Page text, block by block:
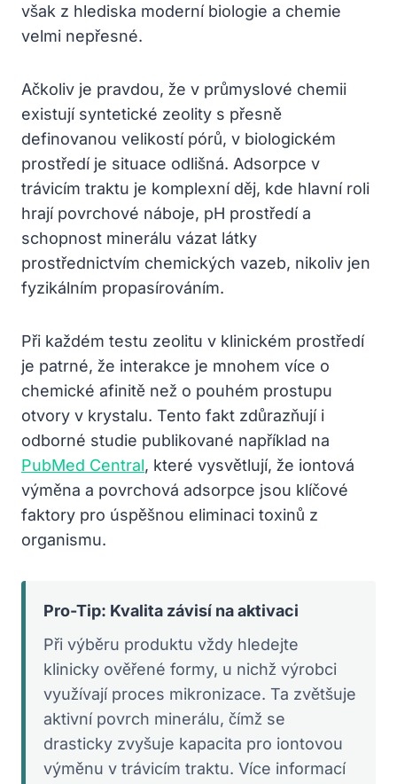
však z hlediska moderní biologie a chemie
velmi nepřesné.
Ačkoliv je pravdou, že v průmyslové chemii
existují syntetické zeolity s přesně
definovanou velikostí pórů, v biologickém
prostředí je situace odlišná. Adsorpce v
trávicím traktu je komplexní děj, kde hlavní roli
hrají povrchové náboje, pH prostředí a
schopnost minerálu vázat látky
prostřednictvím chemických vazeb, nikoliv jen
fyzikálním propasírováním.
Při každém testu zeolitu v klinickém prostředí
je patrné, že interakce je mnohem více o
chemické afinitě než o pouhém prostupu
otvory v krystalu. Tento fakt zdůrazňují i
odborné studie publikované například na
PubMed Central, které vysvětlují, že iontová
výměna a povrchová adsorpce jsou klíčové
faktory pro úspěšnou eliminaci toxinů z
organismu.
Pro-Tip: Kvalita závisí na aktivaci
Při výběru produktu vždy hledejte
klinicky ověřené formy, u nichž výrobci
využívají proces mikronizace. Ta zvětšuje
aktivní povrch minerálu, čímž se
drasticky zvyšuje kapacita pro iontovou
výměnu v trávicím traktu. Více informací